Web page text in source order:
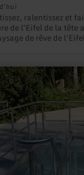
ralentissez et
de l'Eifel de la tête
de rêve de